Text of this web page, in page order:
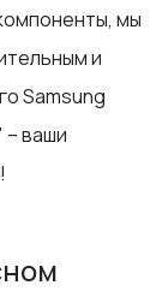
мы
и
Samsung
– ваши